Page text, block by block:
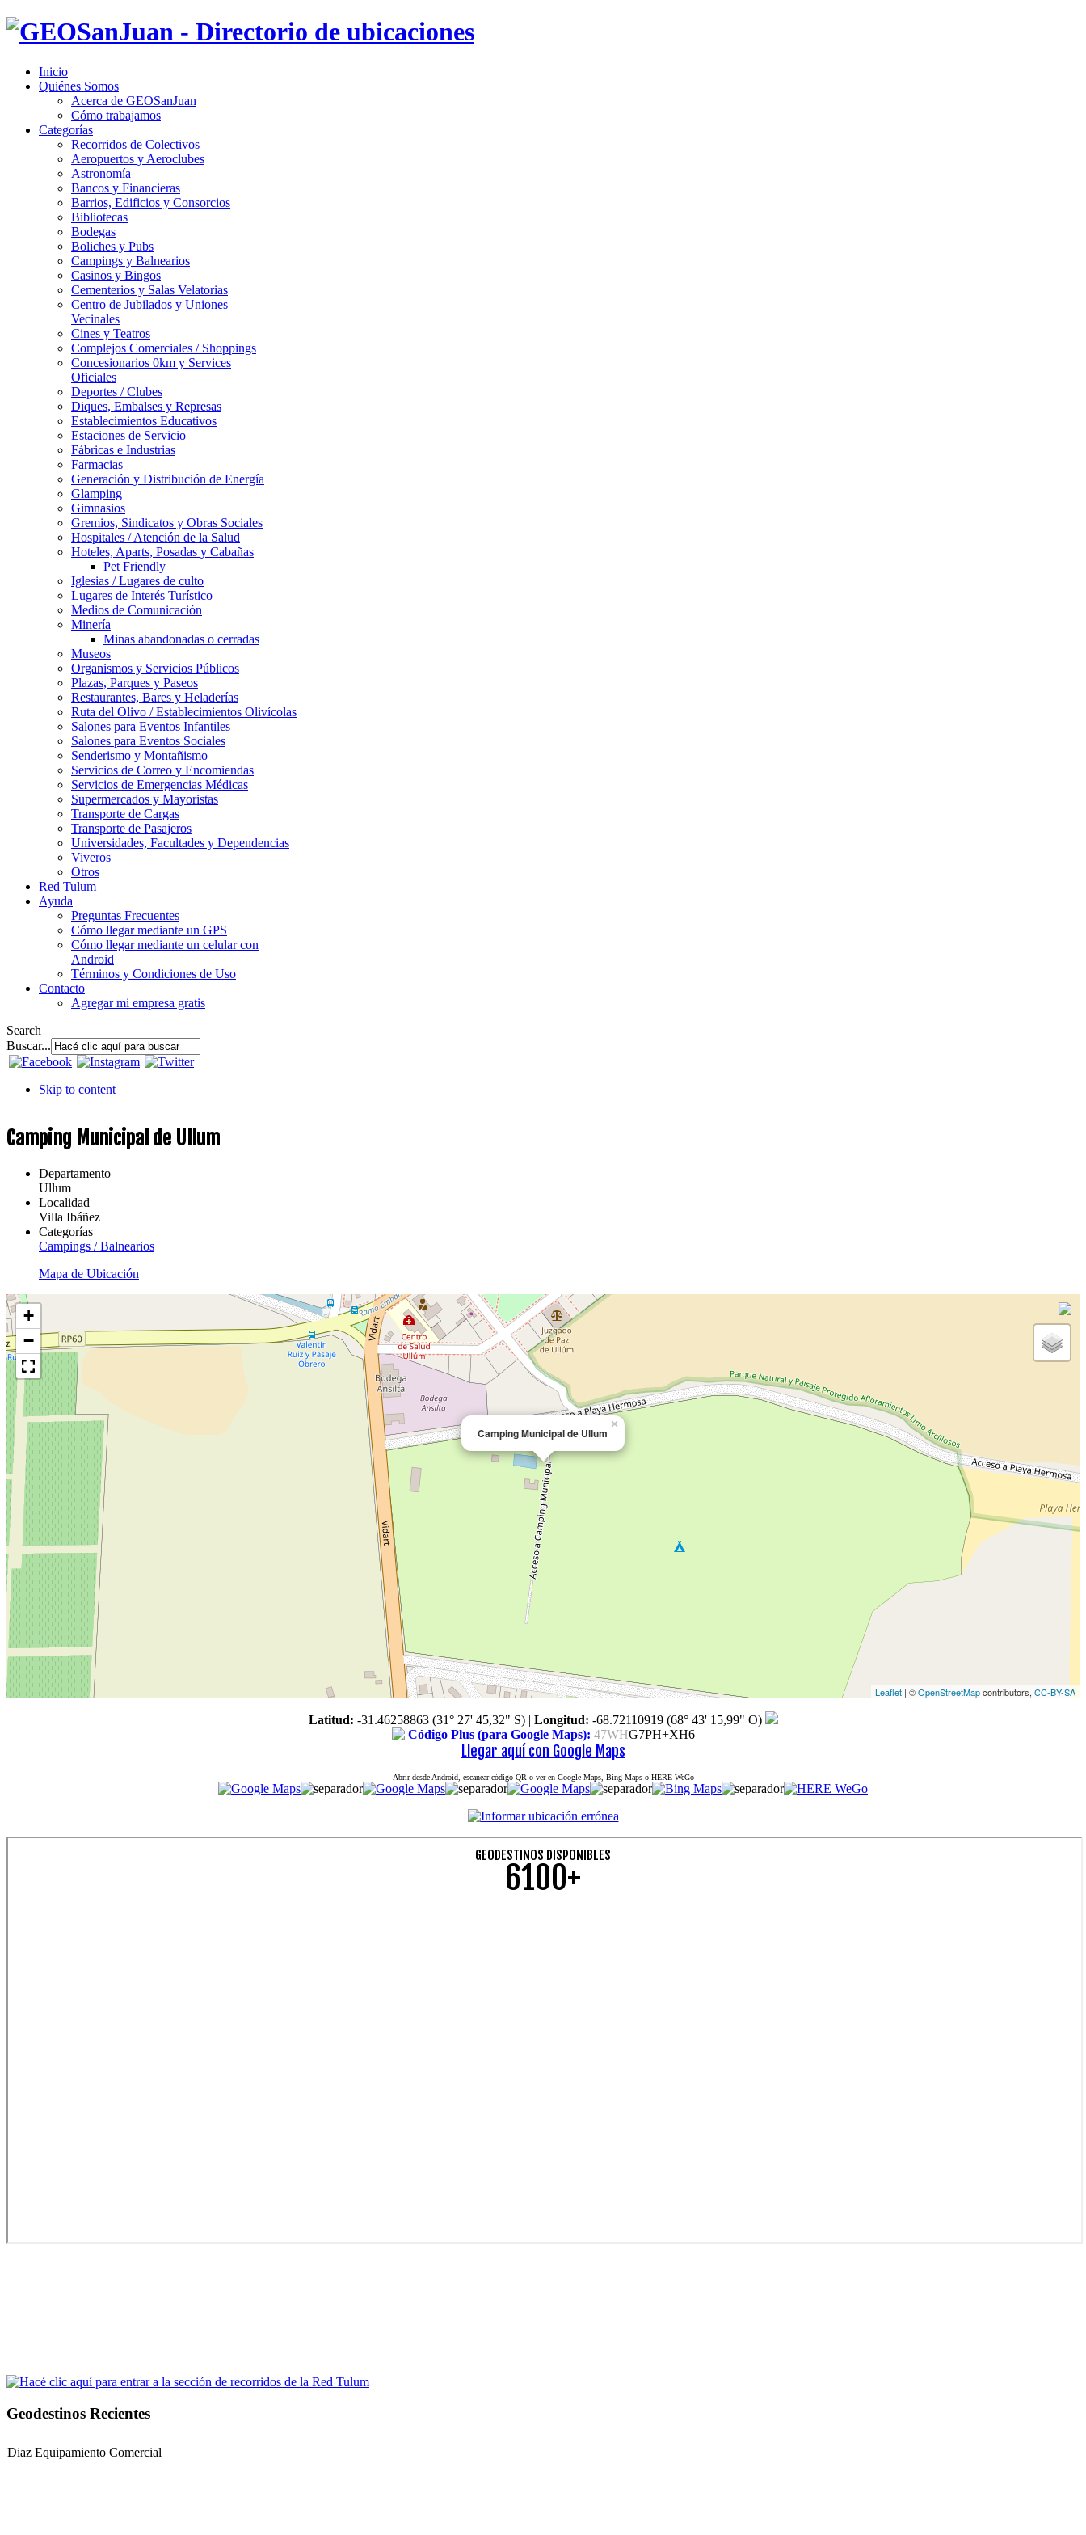
Inicio
Quiénes Somos
Acerca de GEOSanJuan
Cómo trabajamos
Categorías
Recorridos de Colectivos
Aeropuertos y Aeroclubes
Astronomía
Bancos y Financieras
Barrios, Edificios y Consorcios
Bibliotecas
Bodegas
Boliches y Pubs
Campings y Balnearios
Casinos y Bingos
Cementerios y Salas Velatorias
Centro de Jubilados y Uniones
Vecinales
Cines y Teatros
Complejos Comerciales / Shoppings
Concesionarios 0km y Services
Oficiales
Deportes / Clubes
Diques, Embalses y Represas
Establecimientos Educativos
Estaciones de Servicio
Fábricas e Industrias
Farmacias
Generación y Distribución de Energía
Glamping
Gimnasios
Gremios, Sindicatos y Obras Sociales
Hospitales / Atención de la Salud
Hoteles, Aparts, Posadas y Cabañas
Pet Friendly
Iglesias / Lugares de culto
Lugares de Interés Turístico
Medios de Comunicación
Minería
Minas abandonadas o cerradas
Museos
Organismos y Servicios Públicos
Plazas, Parques y Paseos
Restaurantes, Bares y Heladerías
Ruta del Olivo / Establecimientos Olivícolas
Salones para Eventos Infantiles
Salones para Eventos Sociales
Senderismo y Montañismo
Servicios de Correo y Encomiendas
Servicios de Emergencias Médicas
Supermercados y Mayoristas
Transporte de Cargas
Transporte de Pasajeros
Universidades, Facultades y Dependencias
Viveros
Otros
Red Tulum
Ayuda
Preguntas Frecuentes
Cómo llegar mediante un GPS
Cómo llegar mediante un celular con
Android
Términos y Condiciones de Uso
Contacto
Agregar mi empresa gratis
Search
Buscar...
Skip to content
Camping Municipal de Ullum
Departamento
Ullum
Localidad
Villa Ibáñez
Categorías
Campings / Balnearios
Mapa de Ubicación
Camping Municipal de Ullum
×
+
−
Leaflet | ©OpenStreetMapcontributors, CC-BY-SA
Latitud: -31.46258863 (31° 27' 45,32" S)| Longitud: -68.72110919 (68° 43' 15,99" O)
Código Plus (para Google Maps): 47WHG7PH+XH6
Llegar aquí con Google Maps
Abrir desde Android, escanear código QR o ver en Google Maps, Bing Maps o HERE WeGo
GEODESTINOS DISPONIBLES
6100+
Geodestinos Recientes
Diaz Equipamiento Comercial